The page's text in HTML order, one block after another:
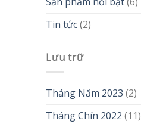
Tin tức(2)
Lưu trữ
Tháng Năm 2023 (2)
Tháng Chín 2022 (11)